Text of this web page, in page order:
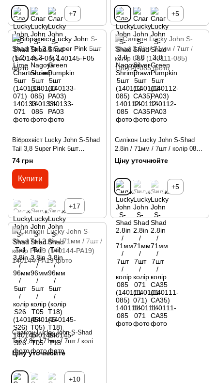
+7 +5
Віброхвіст Lucky John S-Shad
Tail 3,8 Super Pink 5шт
(140145-F05)
74 грн
Купити
+17
Силікон Lucky John S-Shad
2.8in / 71мм / 7шт / колір 085
(140111-085)
Ціну уточнюйте
+5
Силікон Lucky John S-Shad
Tail 2,8in / 71мм / 7шт / колір
PA19 (140144-PA19)
Ціну уточнюйте
+10